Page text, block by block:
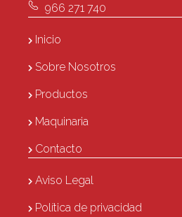
966 271 740
Inicio
Sobre Nosotros
Productos
Maquinaria
Contacto
Aviso Legal
Política de privacidad